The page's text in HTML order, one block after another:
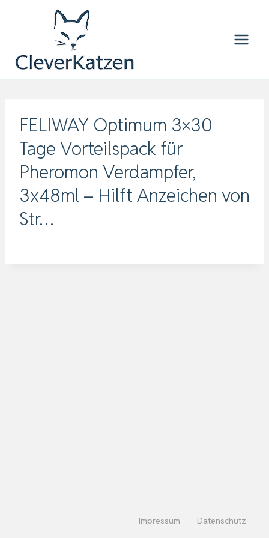
FELIWAY Optimum 3×30
Tage Vorteilspack für
Pheromon Verdampfer,
3x48ml – Hilft Anzeichen von
Str…
Impressum Datenschutz